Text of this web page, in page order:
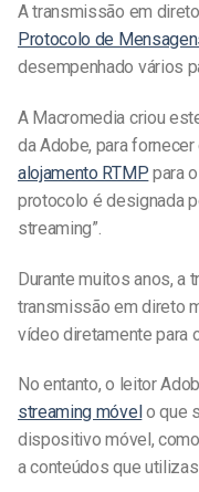
A transmissão em
Protocolo de
desempenhado vários
A Macromedia criou
da Adobe, para
alojamento RTMP para
protocolo é designada
streaming”.
Durante muitos anos, a
transmissão em direto
vídeo diretamente para
No entanto, o leitor
streaming móvel o que
dispositivo móvel,
a conteúdos que